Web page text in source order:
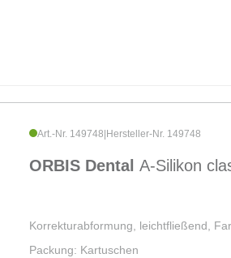
Art.-Nr. 149748 Hersteller-Nr. 149748
ORBIS Dental A-Silikon
Korrekturabformung, leichtfließend,
Packung: Kartuschen